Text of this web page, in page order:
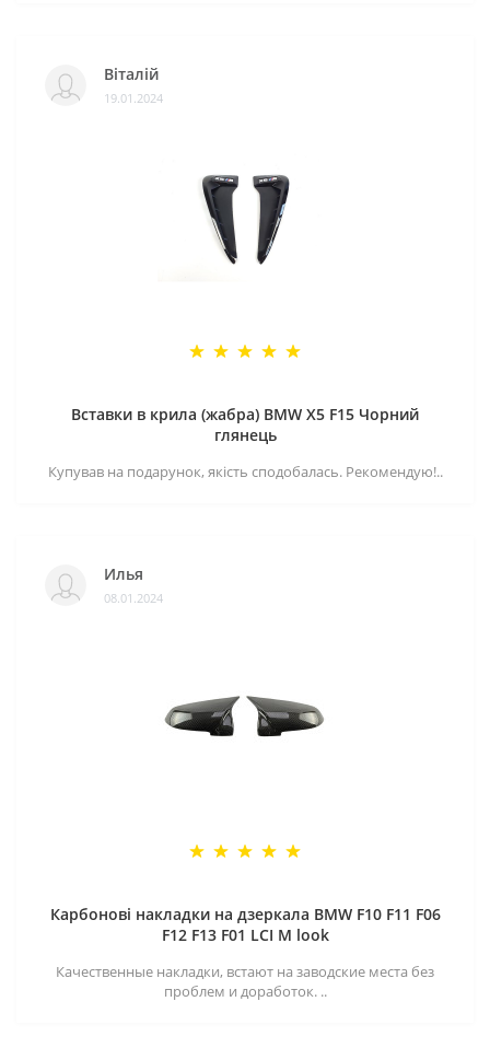
Віталій
19.01.2024
Вставки в крила (жабра) BMW X5 F15 Чорний
глянець
Купував на подарунок, якість сподобалась. Рекомендую!..
Илья
08.01.2024
Карбонові накладки на дзеркала BMW F10 F11 F06
F12 F13 F01 LCI M look
Качественные накладки, встают на заводские места без
проблем и доработок. ..